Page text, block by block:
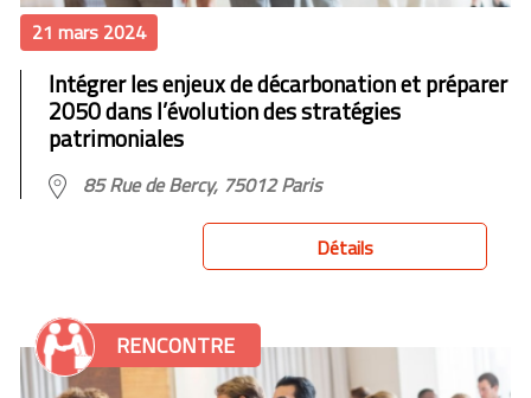
21 mars 2024
Intégrer les enjeux de décarbonation et préparer
2050 dans l’évolution des stratégies
patrimoniales
85 Rue de Bercy, 75012 Paris
Détails
RENCONTRE